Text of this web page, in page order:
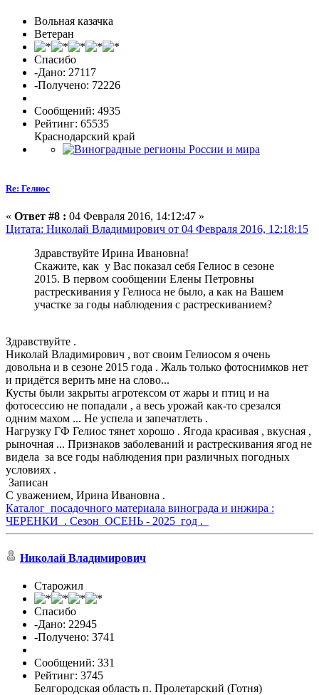
Вольная казачка
Ветеран
Спасибо
-Дано: 27117
-Получено: 72226
Сообщений: 4935
Рейтинг: 65535
Краснодарский край
Re: Гелиос
« Ответ #8 : 04 Февраля 2016, 14:12:47 »
Цитата: Николай Владимирович от 04 Февраля 2016, 12:18:15
Здравствуйте Ирина Ивановна!
Скажите, как у Вас показал себя Гелиос в сезоне
2015. В первом сообщении Елены Петровны
растрескивания у Гелиоса не было, а как на Вашем
участке за годы наблюдения с растрескиванием?
Здравствуйте .
Николай Владимирович , вот своим Гелиосом я очень
довольна и в сезоне 2015 года . Жаль только фотоснимков нет
и придётся верить мне на слово...
Кусты были закрыты агротексом от жары и птиц и на
фотосессию не попадали , а весь урожай как-то срезался
одним махом ... Не успела и запечатлеть .
Нагрузку ГФ Гелиос тянет хорошо . Ягода красивая , вкусная ,
рыночная ... Признаков заболеваний и растрескивания ягод не
видела за все годы наблюдения при различных погодных
условиях .
Записан
С уважением, Ирина Ивановна .
Каталог посадочного материала винограда и инжира :
ЧЕРЕНКИ . Сезон ОСЕНЬ - 2025 год .
Николай Владимирович
Старожил
Спасибо
-Дано: 22945
-Получено: 3741
Сообщений: 331
Рейтинг: 3745
Белгородская область п. Пролетарский (Готня)